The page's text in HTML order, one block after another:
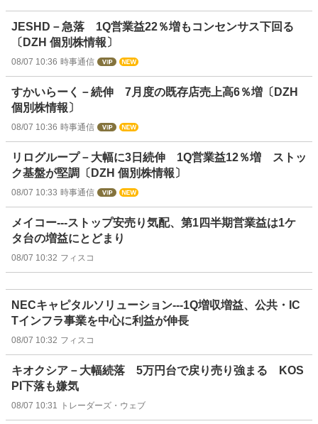
JESHD－急落 1Q営業益22％増もコンセンサス下回る
〔DZH 個別株情報〕
08/07 10:36 時事通信
すかいらーく－続伸 7月度の既存店売上高6％増〔DZH
個別株情報〕
08/07 10:36 時事通信
リログループ－大幅に3日続伸 1Q営業益12％増 ストッ
ク基盤が堅調〔DZH 個別株情報〕
08/07 10:33 時事通信
メイコー---ストップ安売り気配、第1四半期営業益は1ケ
タ台の増益にとどまり
08/07 10:32 フィスコ
NECキャピタルソリューション---1Q増収増益、公共・IC
Tインフラ事業を中心に利益が伸長
08/07 10:32 フィスコ
キオクシア－大幅続落 5万円台で戻り売り強まる KOS
PI下落も嫌気
08/07 10:31 トレーダーズ・ウェブ